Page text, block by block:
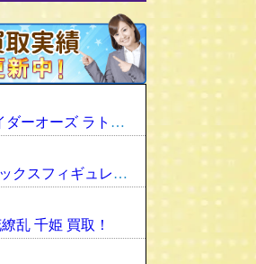
パニー
プライズ
ー
＠RBRICK
ト
戦
ィー
S.I.C. 仮面ライダーオーズ ラトラーターコンボ買取
ガンダムフィックスフィギュレーション GFF おまとめ買取！
乱 千姫 買取！